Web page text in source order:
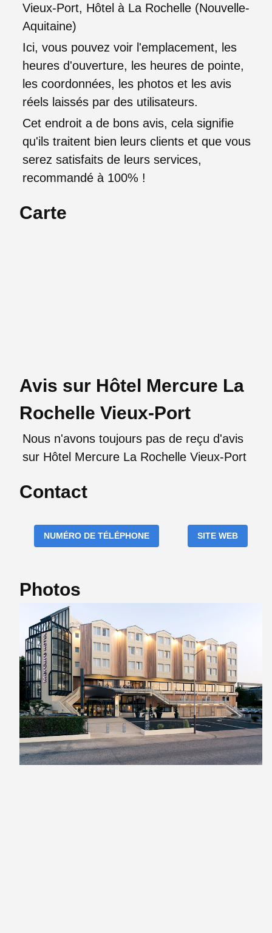
Vieux-Port, Hôtel à La Rochelle (Nouvelle-
Aquitaine)
Ici, vous pouvez voir l'emplacement, les
heures d'ouverture, les heures de pointe,
les coordonnées, les photos et les avis
réels laissés par des utilisateurs.
Cet endroit a de bons avis, cela signifie
qu'ils traitent bien leurs clients et que vous
serez satisfaits de leurs services,
recommandé à 100% !
Carte
Avis sur Hôtel Mercure La
Rochelle Vieux-Port
Nous n'avons toujours pas de reçu d'avis
sur Hôtel Mercure La Rochelle Vieux-Port
Contact
NUMÉRO DE TÉLÉPHONE SITE WEB
Photos